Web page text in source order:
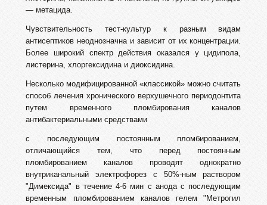
— метацида.
Чувствительность тест-культур к разным видам
антисептиков неоднозначна и зависит от их концентрации.
Более широкий спектр действия оказался у цидипола,
листерина, хлоргексидина и диоксидина.
Несколько модифицированной «классикой» можно считать
способ лечения хронического верхушечного периодонтита
путем временного пломбирования каналов
антибактериальными средствами
с последующим постоянным пломбированием,
отличающийся тем, что перед постоянным
пломбированием каналов проводят однократно
внутриканальный электрофорез с 50%-ным раствором
"Димексида" в течение 4-6 мин с анода с последующим
временным пломбированием каналов гелем "Метрогил